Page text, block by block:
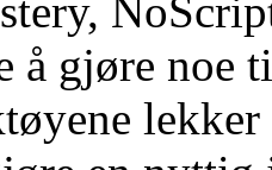
å gjøre noe